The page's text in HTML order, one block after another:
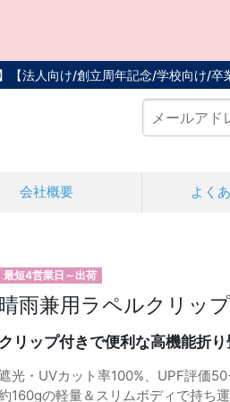
【法人向け/創立周年記念/学校向け/卒
会社概要 よく
最短4営業日～出荷
晴雨兼用ラペルクリッ
クリップ付きで便利な高機能折り
光・UVカット率100%、UPF評価
160gの軽量＆スリムボディで持ち